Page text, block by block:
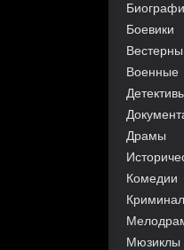
100
1 2 3
Боевики
Вестерны
Военные
Драмы
Комедии
Криминал
Мюзиклы